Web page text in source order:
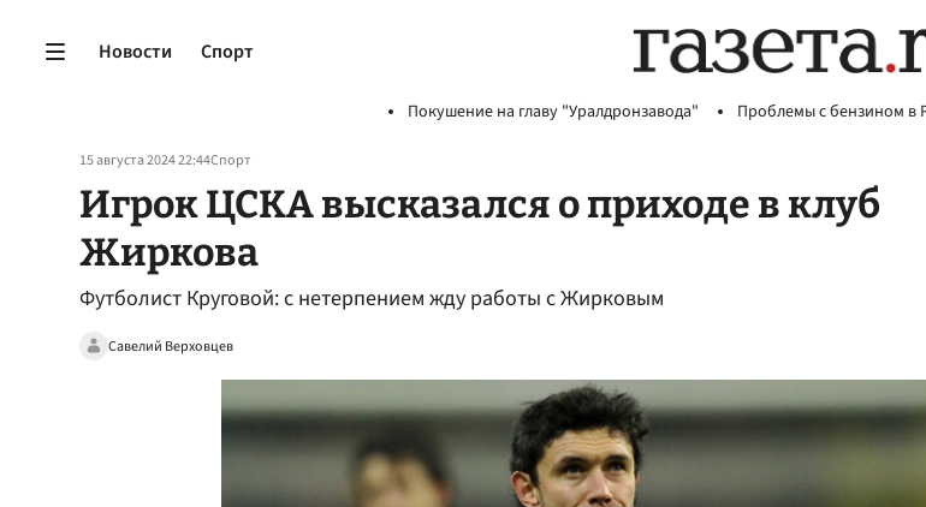
Новости Спорт
Покушение на главу "Уралдронзавода" Проблемы с бензином в
15 августа 2024 22:44Спорт
Игрок ЦСКА высказался о приходе в клуб
Жиркова
Футболист Круговой: с нетерпением жду работы с Жирковым
Савелий Верховцев